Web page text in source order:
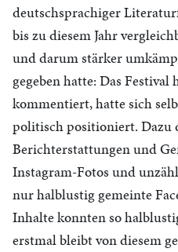
deutschsprachiger
bis zu diesem Jahr
und darum stärker
gegeben hatte: Das Festival
kommentiert, hatte sich
politisch positioniert. Dazu
Berichterstattungen und
Instagram-Fotos und
nur halblustig gemeinte
Inhalte konnten so
erstmal bleibt von diesem